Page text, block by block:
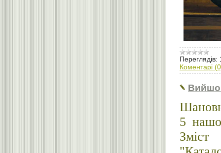
Переглядів:
Коментарі
5